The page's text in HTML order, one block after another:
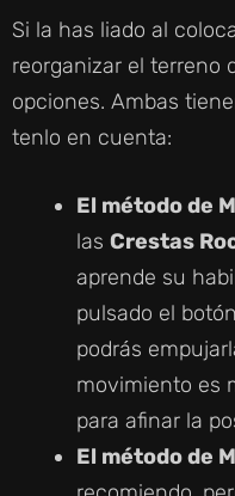
Si la has liado al
reorganizar el terreno
opciones. Ambas
tenlo en cuenta:
El método de
las Crestas
aprende su
pulsado el
podrás
movimiento es
para afinar la
El método de